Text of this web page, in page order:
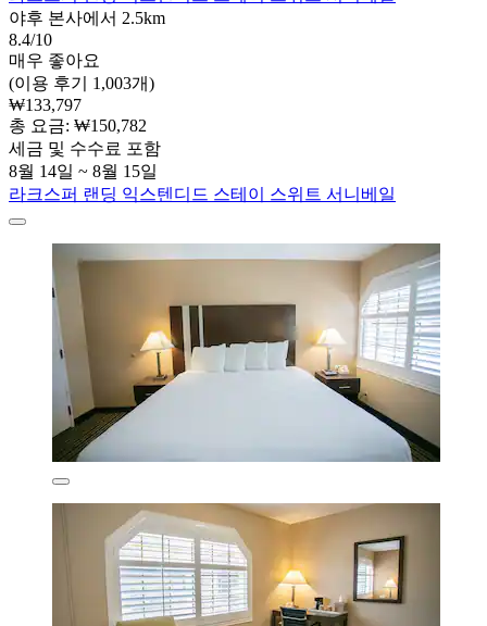
야후 본사에서 2.5km
8.4/10
매우 좋아요
(이용 후기 1,003개)
₩133,797
총 요금: ₩150,782
세금 및 수수료 포함
8월 14일 ~ 8월 15일
라크스퍼 랜딩 익스텐디드 스테이 스위트 서니베일